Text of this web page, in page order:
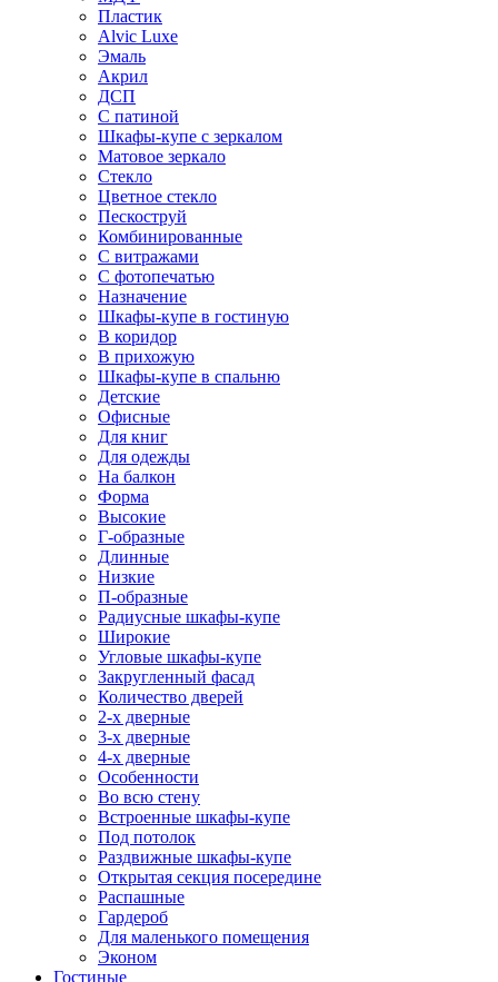
Пластик
Alvic Luxe
Эмаль
Акрил
ДСП
С патиной
Шкафы-купе с зеркалом
Матовое зеркало
Стекло
Цветное стекло
Пескоструй
Комбинированные
С витражами
С фотопечатью
Назначение
Шкафы-купе в гостиную
В коридор
В прихожую
Шкафы-купе в спальню
Детские
Офисные
Для книг
Для одежды
На балкон
Форма
Высокие
Г-образные
Длинные
Низкие
П-образные
Радиусные шкафы-купе
Широкие
Угловые шкафы-купе
Закругленный фасад
Количество дверей
2-х дверные
3-х дверные
4-х дверные
Особенности
Во всю стену
Встроенные шкафы-купе
Под потолок
Раздвижные шкафы-купе
Открытая секция посередине
Распашные
Гардероб
Для маленького помещения
Эконом
Гостиные